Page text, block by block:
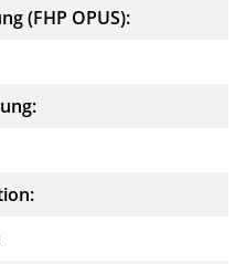
(FHP OPUS):